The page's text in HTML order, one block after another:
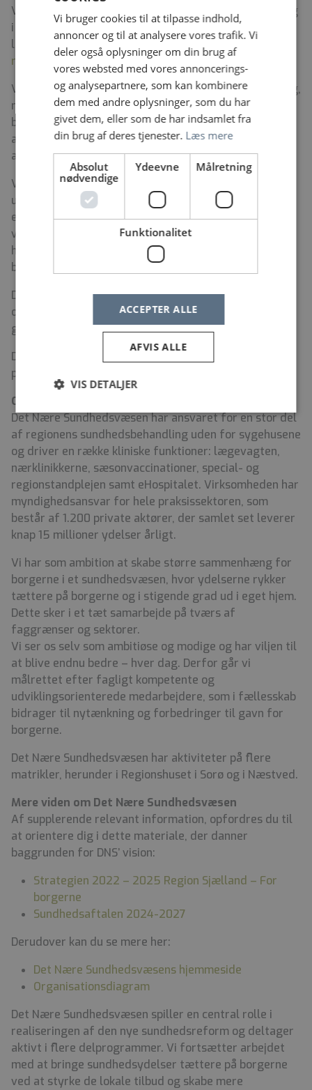
Vi tager imod opkald fra borgerne, kører på sygebesøg
i lægevagtsbiler og bemander
lægevagtskonsultationer fordelt på 11 steder i
regionen
Vores mål er at bidrage til at skabe øget sammenhæng,
nærhed og kvalitet i den akutte behandling af
borgerne i Region Sjælland. Det betyder bl.a., at vi
arbejder for at afslutte flest mulige behandlinger kan
afsluttes tæt på eller i borgernes eget hjem.
Vi er en datadrevet lægevagt, som løbende vil blive
udviklet med afsæt i den nyeste viden og de nyeste
erfaringer fra bl.a. borgere og fagpersoner. Vi lægger
vægt på at være en fællesskabsbaseret arbejdsplads,
hvor forskellige faggrupper bidrager med det, de er
bedst til.
Du kan læse mere om strategien ”Sundhed tæt på dig
og ”
Sundhedsaftalen”, som tilsammen danner
grundlaget for vores vision.
Du kan se vores organisationsdiagram
præsentationsvideo af Det Nære Sundhedsvæsen
Om Det Nære Sundhedsvæsen
Det Nære Sundhedsvæsen har ansvaret for en stor del
af regionens sundhedsbehandling uden for sygehusene
og driver en række kliniske funktioner: lægevagten,
nærklinikkerne, sæsonvaccinationer, special- og
regionstandplejen samt eHospitalet. Virksomheden har
myndighedsansvar for hele praksissektoren, som
består af 1.200 private aktører, der samlet set leverer
knap 15 millioner ydelser årligt.
Vi har som ambition at skabe større sammenhæng for
borgerne i et sundhedsvæsen, hvor ydelserne rykker
tættere på borgerne og i stigende grad ud i eget hjem.
Dette sker i et tæt samarbejde på tværs af
faggrænser og sektorer.
Vi ser os selv som ambitiøse og modige og har viljen til
at blive endnu bedre – hver dag. Derfor går vi
målrettet efter fagligt kompetente og
udviklingsorienterede medarbejdere, som i fællesskab
bidrager til nytænkning og forbedringer til gavn for
borgerne.
Det Nære Sundhedsvæsen har aktiviteter på flere
matrikler, herunder i Regionshuset i Sorø og i Næstved.
Mere viden om Det Nære Sundhedsvæsen
Af supplerende relevant information, opfordres du til
at orientere dig i dette materiale, der danner
baggrunden for DNS’ vision:
Strategien 2022 – 2025 Region Sjælland – For
borgerne
Sundhedsaftalen 2024-2027
Derudover kan du se mere her:
Det Nære Sundhedsvæsens hjemmeside
Organisationsdiagram
Det Nære Sundhedsvæsen spiller en central rolle i
realiseringen af den nye sundhedsreform og deltager
aktivt i flere delprogrammer. Vi fortsætter arbejdet
med at bringe sundhedsydelser tættere på borgerne
ved at styrke de lokale tilbud og skabe mere
Vi bruger cookies til at tilpasse indhold,
annoncer og til at analysere vores trafik. Vi
deler også oplysninger om din brug af
vores websted med vores annoncerings-
og analysepartnere, som kan kombinere
dem med andre oplysninger, som du har
givet dem, eller som de har indsamlet fra
din brug af deres tjenester. Læs mere
Absolut
nødvendige
Ydeevne Målretning
Funktionalitet
ACCEPTER ALLE
AFVIS ALLE
VIS DETALJER